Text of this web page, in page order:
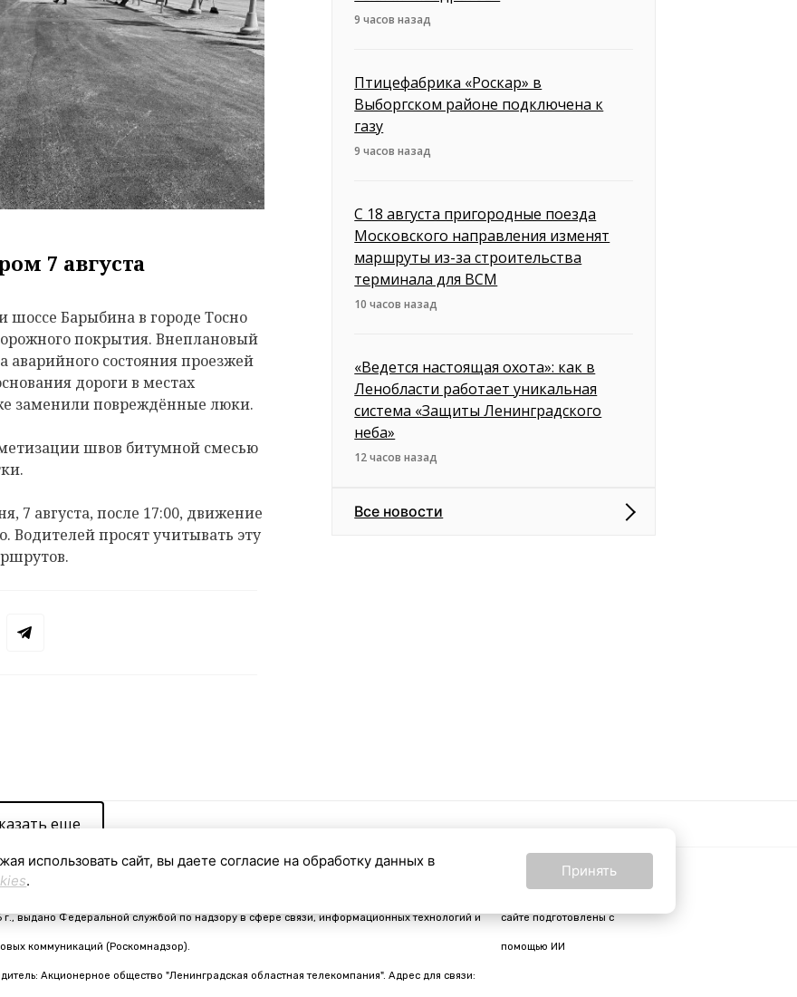
7 августа
Барыбина в городе Тосно
покрытия. Внеплановый
аварийного состояния проезжей
дороги в местах
заменили повреждённые люки.
швов битумной смесью
7 августа, после 17:00, движение
Водителей просят учитывать эту
9 часов назад
Птицефабрика «Роскар» в
Выборгском районе подключена к
газу
9 часов назад
С 18 августа пригородные поезда
Московского направления изменят
маршруты из-за строительства
терминала для ВСМ
10 часов назад
«Ведется настоящая охота»: как в
Ленобласти работает уникальная
система «Защиты Ленинградского
неба»
12 часов назад
Все новости
еще
о регистрации средства массовой информации ЭЛ № ФС 77 - 91024 от 24 февраля
г., выдано Федеральной службой по надзору в сфере связи, информационных технологий и
коммуникаций (Роскомнадзор).
Акционерное общество "Ленинградская областная телекомпания". Адрес для связи:
Все материалы на
сайте подготовлены с
помощью ИИ
16+
использовать сайт, вы даете согласие на обработку данных в
.
Принять